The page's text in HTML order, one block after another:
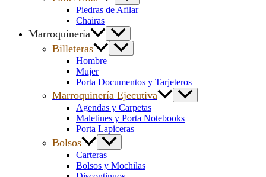
Piedras de Afilar
Chairas
Marroquinería
Billeteras
Hombre
Mujer
Porta Documentos y Tarjeteros
Marroquinería Ejecutiva
Agendas y Carpetas
Maletines y Porta Notebooks
Porta Lapiceras
Bolsos
Carteras
Bolsos y Mochilas